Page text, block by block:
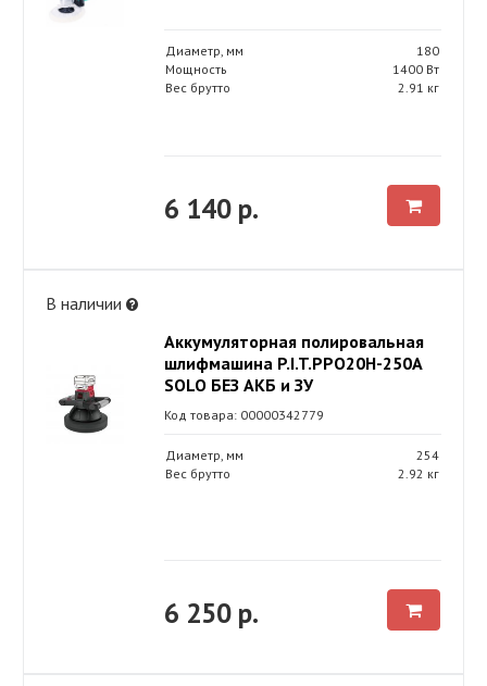
Диаметр, мм
180
Мощность
1400 Вт
Вес брутто
2.91 кг
6 140 р.
В наличии
Аккумуляторная полировальная
шлифмашина P.I.T.PPO20H-250A
SOLO БЕЗ АКБ и ЗУ
Код товара: 00000342779
Диаметр, мм
254
Вес брутто
2.92 кг
6 250 р.